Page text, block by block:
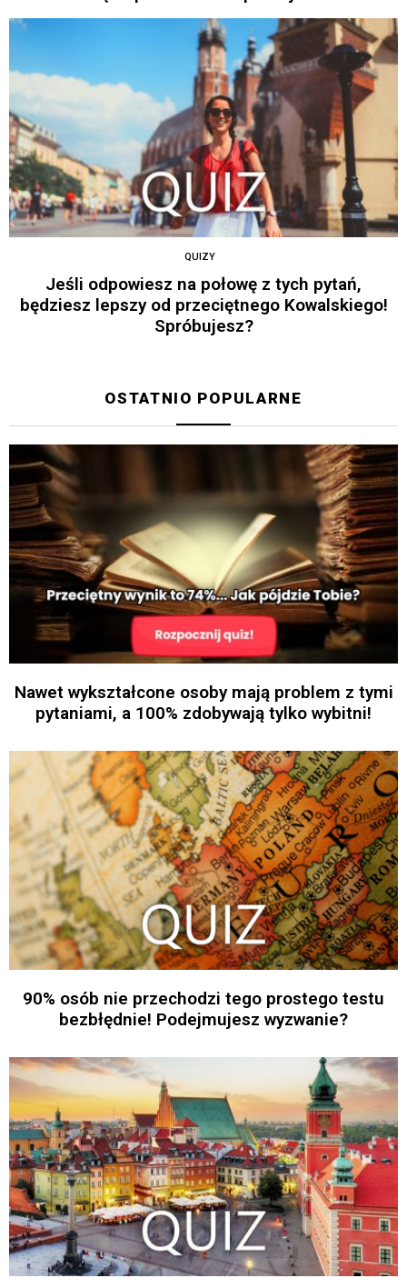
QUIZY
Jeśli odpowiesz na połowę z tych pytań,
będziesz lepszy od przeciętnego Kowalskiego!
Spróbujesz?
OSTATNIO POPULARNE
Nawet wykształcone osoby mają problem z tymi
pytaniami, a 100% zdobywają tylko wybitni!
90% osób nie przechodzi tego prostego testu
bezbłędnie! Podejmujesz wyzwanie?